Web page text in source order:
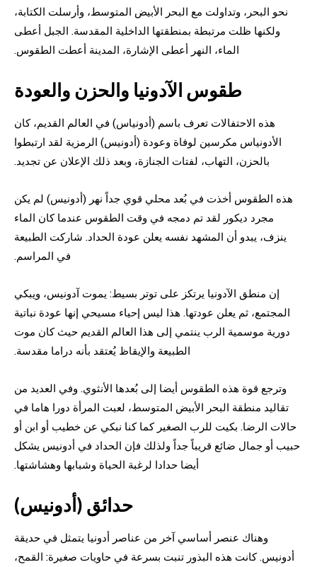
نحو البحر، وتداولت مع البحر الأبيض المتوسط، وأرسلت الكتابة،
ولكنها ظلت مرتبطة بمنطقتها الداخلية المقدسة. الجبل أعطى
الماء، النهر أعطى الإشارة، المدينة أعطت الطقوس.
طقوس الآدونيا والحزن والعودة
هذه الاحتفالات تعرف باسم (أدونياس) في العالم القديم، كان
الأدونياس مكرسين لوفاة وعودة (أدونيس) الرمزية لقد ارتبطوا
بالحزن، التهاب، لفتات الجنازة، وبعد ذلك الإعلان عن تجديد.
هذه الطقوس أخذت في بُعد محلي قوي جداً نهر (أدونيس) لم يكن
مجرد ديكور لقد تم دمجه في وقت الطقوس عندما كان الماء
ينزف، يبدو أن المشهد نفسه يعلن عودة الحداد. شاركت الطبيعة
في المراسم.
إن منطق الآدونيا يرتكز على توتر بسيط: يموت آدونيس، ويبكي
المجتمع، ثم يعلن عودتها. هذا ليس إحياء مسيحي إنها عودة نباتية
دورية موسمية الرب ينتمي إلى هذا العالم القديم حيث كان موت
الطبيعة والإيقاظ يُعتقد بأنه دراما مقدسة.
وترجع قوة هذه الطقوس أيضا إلى بُعدها الأنثوي. وفي العديد من
تقاليد منطقة البحر الأبيض المتوسط، لعبت المرأة دورا هاما في
حالات الرضا. بكيت للرب الصغير كما كنا نبكي عن خطيب أو ابن أو
حبيب أو جمال ضائع قريباً جداً ولذلك فإن الحداد في أدونيس يشكل
أيضا حدادا لرغبة الحياة وشبابها وهشاشتها.
حدائق (أدونيس)
وهناك عنصر أساسي آخر من عناصر أدونيا يتمثل في حديقة
أدونيس. كانت هذه البذور تنبت بسرعة في حاويات صغيرة: القمح،